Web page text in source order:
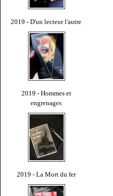
2019 - D'un lecteur l'autre
2019 - Hommes et
engrenages
2019 - La Mort du fer